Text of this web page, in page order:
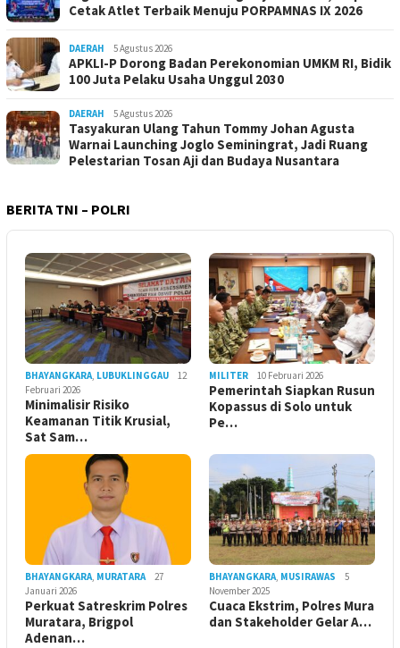
Cetak Atlet Terbaik Menuju PORPAMNAS IX 2026
DAERAH 5 Agustus 2026
APKLI-P Dorong Badan Perekonomian UMKM RI, Bidik
100 Juta Pelaku Usaha Unggul 2030
DAERAH 5 Agustus 2026
Tasyakuran Ulang Tahun Tommy Johan Agusta
Warnai Launching Joglo Seminingrat, Jadi Ruang
Pelestarian Tosan Aji dan Budaya Nusantara
BERITA TNI – POLRI
BHAYANGKARA, LUBUKLINGGAU
12
Februari 2026
Minimalisir Risiko
Keamanan Titik Krusial,
Sat Sam…
MILITER 10 Februari 2026
Pemerintah Siapkan Rusun
Kopassus di Solo untuk
Pe…
BHAYANGKARA, MURATARA
27
Januari 2026
Perkuat Satreskrim Polres
Muratara, Brigpol
Adenan…
BHAYANGKARA, MUSIRAWAS
5
November 2025
Cuaca Ekstrim, Polres Mura
dan Stakeholder Gelar A…